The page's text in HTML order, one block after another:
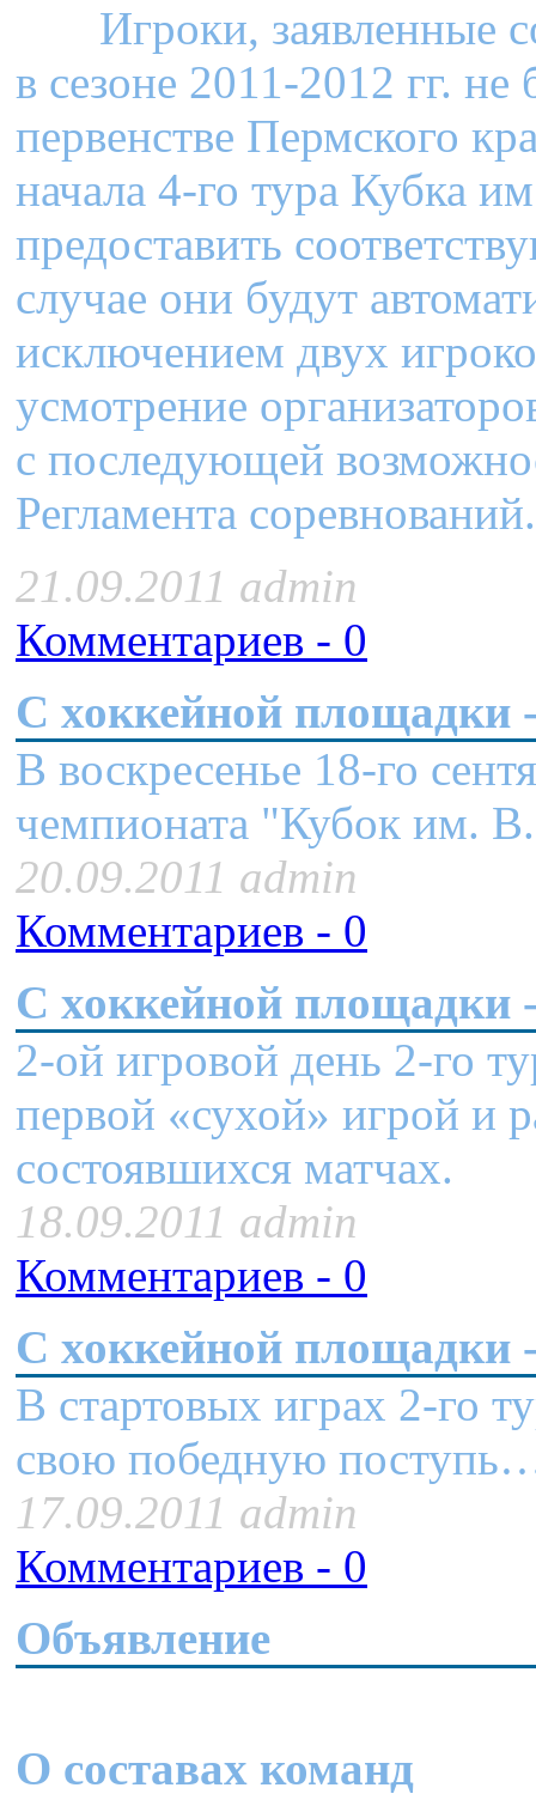
Игроки, заявленные
в сезоне 2011-2012 гг.
первенстве Пермского
начала 4-го тура Кубка
предоставить
случае они будут
исключением двух
усмотрение
с последующей
Регламента
21.09.2011 admin
Комментариев - 0
C хоккейной площадки
В воскресенье 18-го
чемпионата "Кубок им.
20.09.2011 admin
Комментариев - 0
C хоккейной площадки
2-ой игровой день 2-го
первой «сухой» игрой и
состоявшихся матчах.
18.09.2011 admin
Комментариев - 0
C хоккейной площадки
В стартовых играх 2-го
свою победную
17.09.2011 admin
Комментариев - 0
Объявление
О составах команд